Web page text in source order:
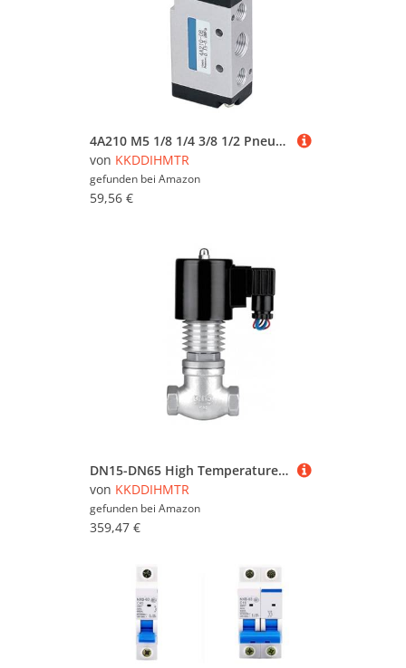
4A210 M5 1/8 1/4 3/8 1/2 Pneumatic Control Valve Pneumatic Air Valve 4V Series Design(4A420 15 G1-2 2-5Way)(4A110 06 G1-8 2-5Way)
von KKDDIHMTR
gefunden bei Amazon
59,56 €
DN15-DN65 High Temperature Solenoid Valve with Piston AC220V 110V Normally Closed Solenoid Valve for Steam, Liquid, Water(BSP-220V,DN20)(G-220v,DN15)
von KKDDIHMTR
gefunden bei Amazon
359,47 €